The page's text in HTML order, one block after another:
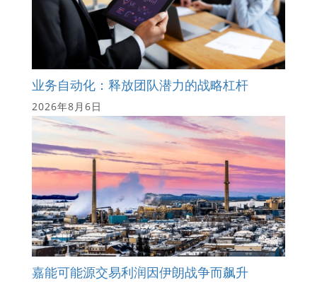
业务自动化：释放团队潜力的战略杠杆
2026年8月6日
嘉能可能源交易利润因伊朗战争而飙升